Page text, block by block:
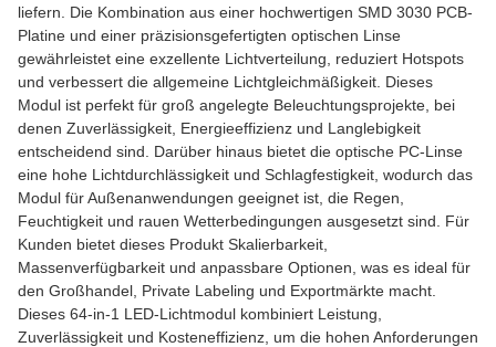
liefern. Die Kombination aus einer hochwertigen SMD 3030 PCB-
Platine und einer präzisionsgefertigten optischen Linse
gewährleistet eine exzellente Lichtverteilung, reduziert Hotspots
und verbessert die allgemeine Lichtgleichmäßigkeit. Dieses
Modul ist perfekt für groß angelegte Beleuchtungsprojekte, bei
denen Zuverlässigkeit, Energieeffizienz und Langlebigkeit
entscheidend sind. Darüber hinaus bietet die optische PC-Linse
eine hohe Lichtdurchlässigkeit und Schlagfestigkeit, wodurch das
Modul für Außenanwendungen geeignet ist, die Regen,
Feuchtigkeit und rauen Wetterbedingungen ausgesetzt sind. Für
Kunden bietet dieses Produkt Skalierbarkeit,
Massenverfügbarkeit und anpassbare Optionen, was es ideal für
den Großhandel, Private Labeling und Exportmärkte macht.
Dieses 64-in-1 LED-Lichtmodul kombiniert Leistung,
Zuverlässigkeit und Kosteneffizienz, um die hohen Anforderungen